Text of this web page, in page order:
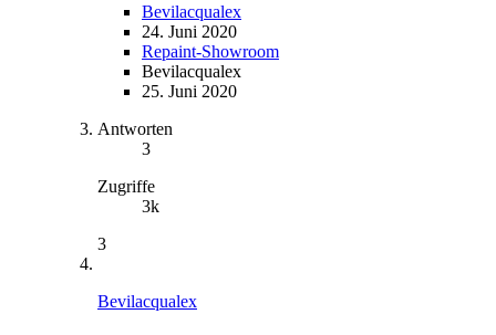
Bevilacqualex
24. Juni 2020
Repaint-Showroom
Bevilacqualex
25. Juni 2020
Antworten
3
Zugriffe
3k
3
Bevilacqualex